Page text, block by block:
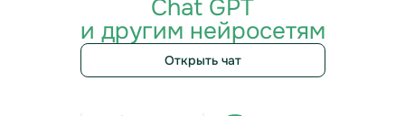
Chat GPT
и другим нейросетям
Открыть чат